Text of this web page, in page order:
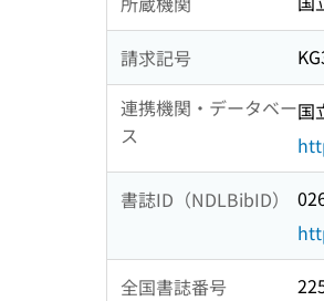
請求記号
連携機関・データベー
ス
国
書誌ID（NDLBibID）
全国書誌番号